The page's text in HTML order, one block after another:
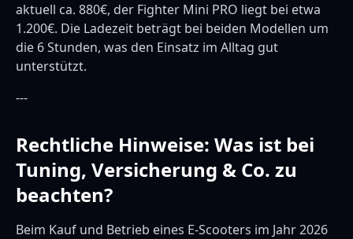
aktuell ca. 880€, der Fighter Mini PRO liegt bei etwa
1.200€. Die Ladezeit beträgt bei beiden Modellen um
die 6 Stunden, was den Einsatz im Alltag gut
unterstützt.
---
Rechtliche Hinweise: Was ist bei
Tuning, Versicherung & Co. zu
beachten?
Beim Kauf und Betrieb eines E-Scooters im Jahr 2026